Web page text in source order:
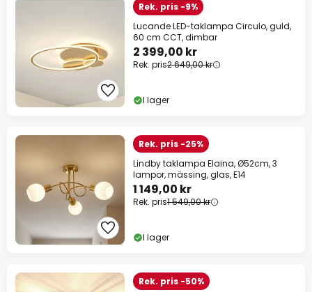
Rek. pris -9%
Lucande LED-taklampa Circulo, guld,
60 cm CCT, dimbar
2 399,00 kr
Rek. pris2 649,00 kr
I lager
Rek. pris -25%
Lindby taklampa Elaina, Ø52cm, 3
lampor, mässing, glas, E14
1 149,00 kr
Rek. pris1 549,00 kr
I lager
Rek. pris -50%